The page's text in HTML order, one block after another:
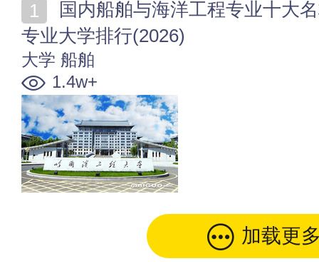
专业大学排行(2026)
大学 船舶
1.4w+
加载更